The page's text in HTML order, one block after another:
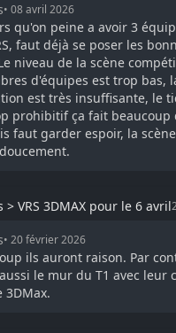
• 08 avril 2026
qu'on peine a avoir 3
faut déjà se poser les
niveau de la scène
d'équipes est trop bas,
est très insuffisante, le
prohibitif ça fait beaucoup
faut garder espoir, la scène
> VRS 3DMAX pour le 6 avril
• 20 février 2026
ils auront raison. Par
le mur du T1 avec leur
3DMax.